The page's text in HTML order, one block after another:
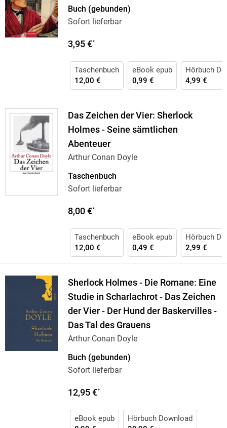
Buch (gebunden)
Sofort lieferbar
3,95 €*
Taschenbuch
12,00 €
eBook epub
0,99 €
Hörbuch
4,99 €
Das Zeichen der Vier: Sherlock
Holmes - Seine sämtlichen
Abenteuer
Arthur Conan Doyle
Taschenbuch
Sofort lieferbar
8,00 €*
Taschenbuch
12,00 €
eBook epub
0,49 €
Hörbuch
2,99 €
Sherlock Holmes - Die Romane: Eine
Studie in Scharlachrot - Das Zeichen
der Vier - Der Hund der Baskervilles -
Das Tal des Grauens
Arthur Conan Doyle
Buch (gebunden)
Sofort lieferbar
12,95 €*
eBook epub
Hörbuch Download